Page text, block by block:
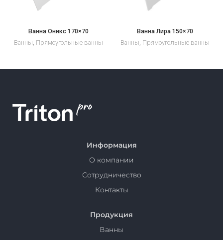
Ванна Оникс 170×70
Ванны, Прямоугольные ванны
Ванна Лира 150×70
Ванны, Прямоугольные ванны
Информация
О компании
Сотрудничество
Контакты
Продукция
Ванны